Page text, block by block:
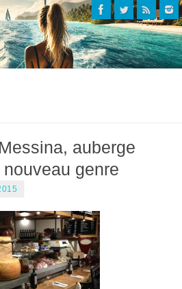
auberge
nouveau genre